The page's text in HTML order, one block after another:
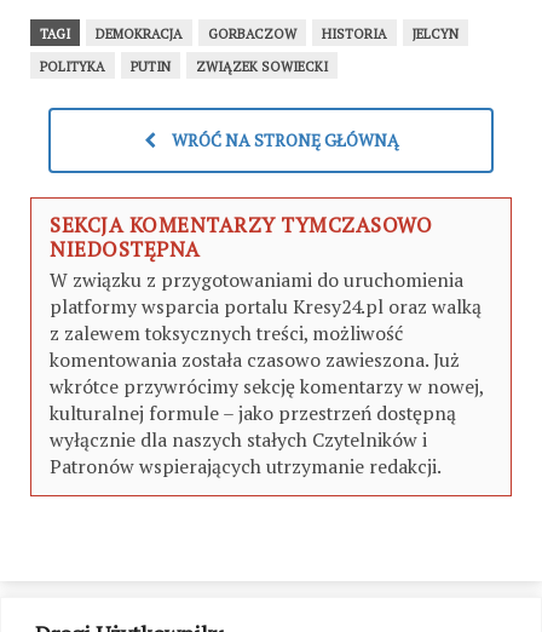
TAGI DEMOKRACJA GORBACZOW HISTORIA
JELCYN
POLITYKA
PUTIN ZWIĄZEK SOWIECKI
WRÓĆ NA STRONĘ GŁÓWNĄ
SEKCJA KOMENTARZY TYMCZASOWO
NIEDOSTĘPNA
W związku z przygotowaniami do uruchomienia
platformy wsparcia portalu Kresy24.pl oraz walką
z zalewem toksycznych treści, możliwość
komentowania została czasowo zawieszona. Już
wkrótce przywrócimy sekcję komentarzy w nowej,
kulturalnej formule – jako przestrzeń dostępną
wyłącznie dla naszych stałych Czytelników i
Patronów wspierających utrzymanie redakcji.